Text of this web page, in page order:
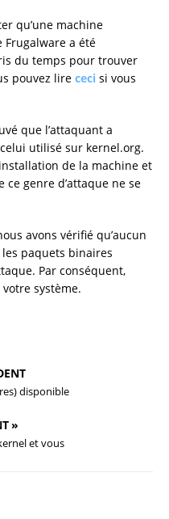
qu’une machine
a été
du temps pour trouver
pouvez lire ceci si vous
que l’attaquant a
utilisé sur kernel.org.
de la machine et
genre d’attaque ne se
avons vérifié qu’aucun
paquets binaires
Par conséquent,
système.
disponible
»
et vous